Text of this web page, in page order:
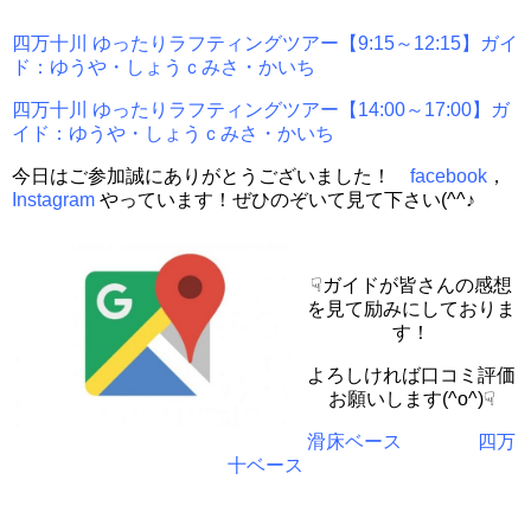
四万十川 ゆったりラフティングツアー【9:15～12:15】ガイ
ド：ゆうや・しょうｃみさ・かいち
四万十川 ゆったりラフティングツアー【14:00～17:00】ガ
イド：ゆうや・しょうｃみさ・かいち
今日はご参加誠にありがとうございました！ facebook ，
Instagram やっています！ぜひのぞいて見て下さい(^^♪
☟ガイドが皆さんの感想
を見て励みにしておりま
す！
よろしければ口コミ評価
お願いします(^o^)☟
滑床ベース
四万
十ベース